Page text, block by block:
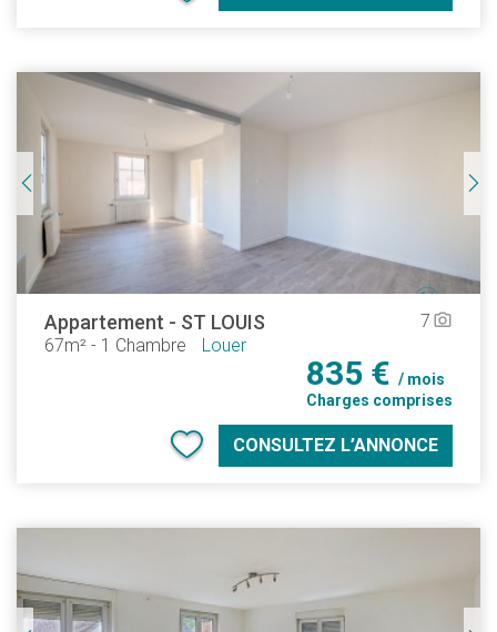
Appartement - ST LOUIS
67m² - 1 Chambre Louer
7 camera_alt
835 € / mois
Charges comprises
CONSULTEZ L’ANNONCE